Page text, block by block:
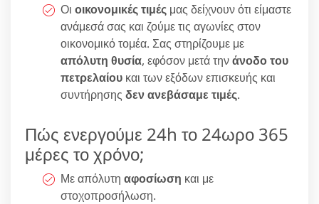
Οι οικονομικές τιμές μας δείχνουν ότι είμαστε
ανάμεσά σας και ζούμε τις αγωνίες στον
οικονομικό τομέα. Σας στηρίζουμε με
απόλυτη θυσία, εφόσον μετά τηνάνοδο του
πετρελαίου και των εξόδων επισκευής και
συντήρησης δεν ανεβάσαμε τιμές.
Πώς ενεργούμε 24h το 24ωρο 365
μέρες το χρόνο;
Με απόλυτη αφοσίωση και με
στοχοπροσήλωση.